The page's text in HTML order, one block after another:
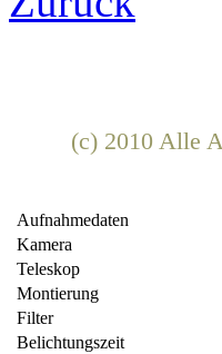
(c) 2010 Alle
Aufnahmedaten
Kamera
Teleskop
Montierung
Filter
Belichtungszeit